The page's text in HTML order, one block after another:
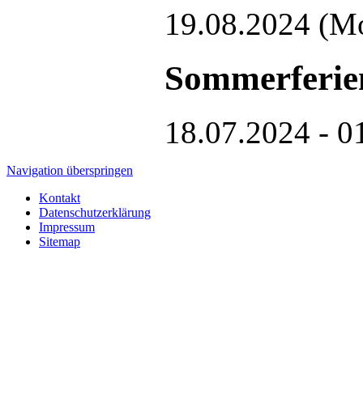
19.08.2024
18.07.2024 -
Navigation überspringen
Kontakt
Datenschutzerklärung
Impressum
Sitemap